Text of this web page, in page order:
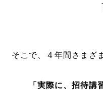
そこで、４年間さまざ
「実際に、招待講